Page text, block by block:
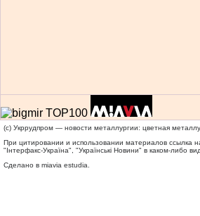
(c) Укррудпром — новости металлургии: цветная
При цитировании и использовании материалов ссылка
"Iнтерфакс-Україна", "Українськi Новини" в каком-либо
Сделано в miavia estudia.